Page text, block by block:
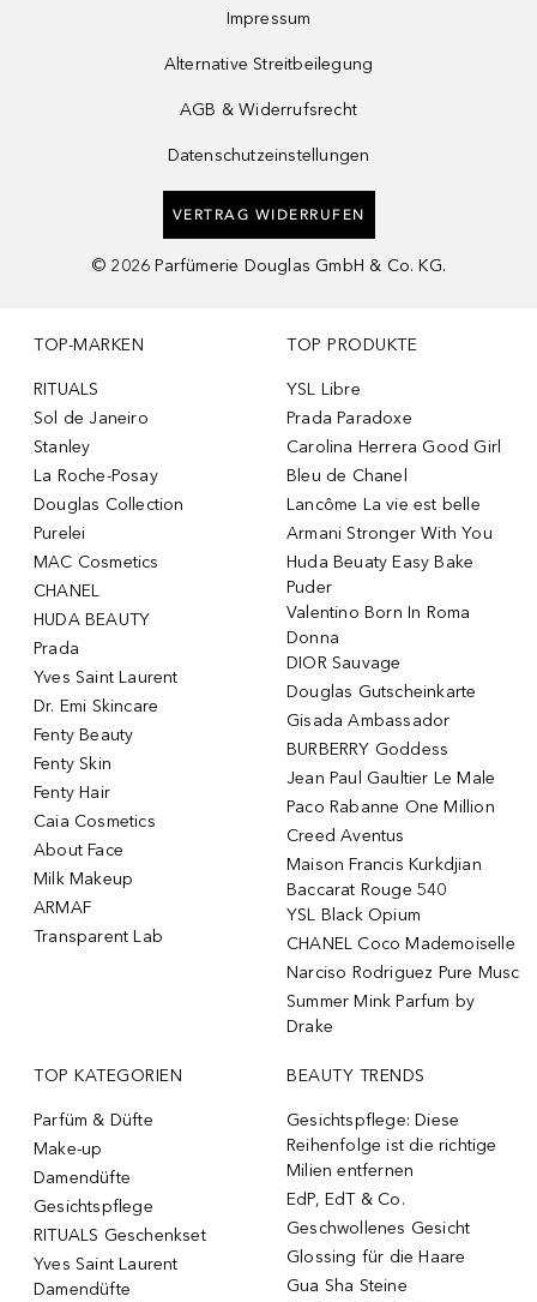
Impressum
Alternative Streitbeilegung
AGB & Widerrufsrecht
Datenschutzeinstellungen
VERTRAG WIDERRUFEN
© 2026 Parfümerie Douglas GmbH & Co. KG.
TOP-MARKEN
RITUALS
Sol de Janeiro
Stanley
La Roche-Posay
Douglas Collection
Purelei
MAC Cosmetics
CHANEL
HUDA BEAUTY
Prada
Yves Saint Laurent
Dr. Emi Skincare
Fenty Beauty
Fenty Skin
Fenty Hair
Caia Cosmetics
About Face
Milk Makeup
ARMAF
Transparent Lab
TOP PRODUKTE
YSL Libre
Prada Paradoxe
Carolina Herrera Good Girl
Bleu de Chanel
Lancôme La vie est belle
Armani Stronger With You
Huda Beuaty Easy Bake
Puder
Valentino Born In Roma
Donna
DIOR Sauvage
Douglas Gutscheinkarte
Gisada Ambassador
BURBERRY Goddess
Jean Paul Gaultier Le Male
Paco Rabanne One Million
Creed Aventus
Maison Francis Kurkdjian
Baccarat Rouge 540
YSL Black Opium
CHANEL Coco Mademoiselle
Narciso Rodriguez Pure Musc
Summer Mink Parfum by
Drake
TOP KATEGORIEN
Parfüm & Düfte
Make-up
Damendüfte
Gesichtspflege
RITUALS Geschenkset
Yves Saint Laurent
Damendüfte
BEAUTY TRENDS
Gesichtspflege: Diese
Reihenfolge ist die richtige
Milien entfernen
EdP, EdT & Co.
Geschwollenes Gesicht
Glossing für die Haare
Gua Sha Steine